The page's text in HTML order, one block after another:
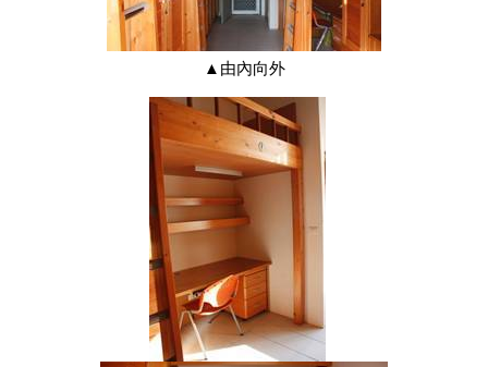
▲由內向外